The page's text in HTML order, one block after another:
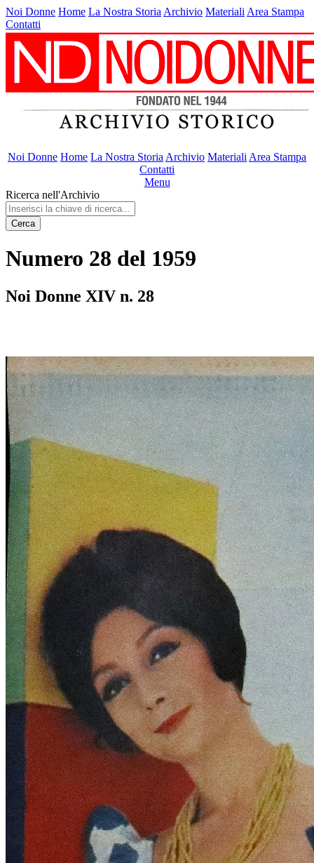
Noi Donne Home La Nostra Storia Archivio Materiali Area Stampa
Contatti
Noi Donne Home La Nostra Storia Archivio Materiali Area Stampa
Contatti
Menu
Ricerca nell'Archivio
Cerca
Numero 28 del 1959
Noi Donne XIV n. 28